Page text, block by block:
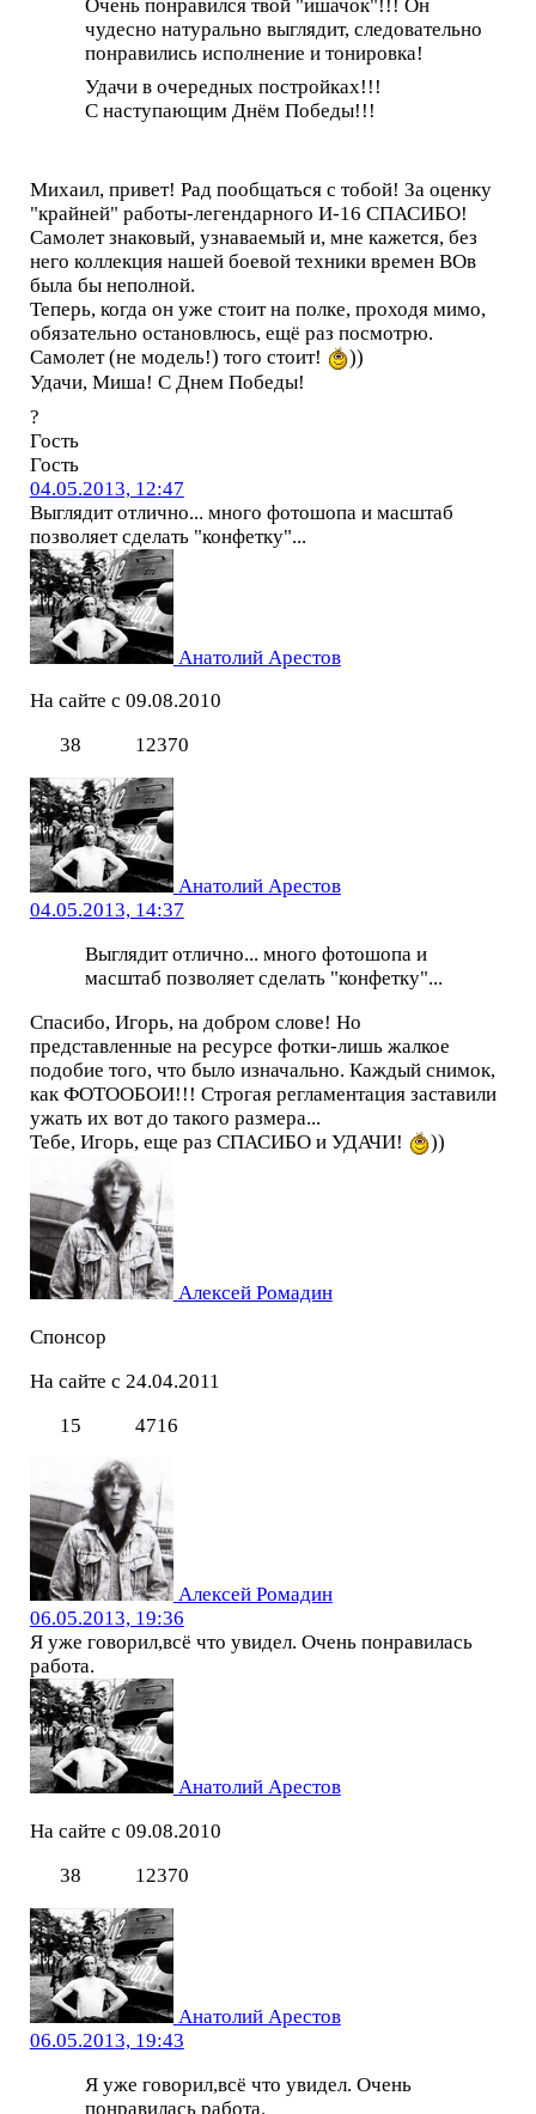
Очень понравился твой "ишачок"!!! Он
чудесно натурально выглядит, следовательно
понравились исполнение и тонировка!
Удачи в очередных постройках!!!
С наступающим Днём Победы!!!
Михаил, привет! Рад пообщаться с тобой! За оценку
"крайней" работы-легендарного И-16 СПАСИБО!
Самолет знаковый, узнаваемый и, мне кажется, без
него коллекция нашей боевой техники времен ВОв
была бы неполной.
Теперь, когда он уже стоит на полке, проходя мимо,
обязательно остановлюсь, ещё раз посмотрю.
Самолет (не модель!) того стоит!
))
Удачи, Миша! С Днем Победы!
?
Гость
Гость
04.05.2013, 12:47
Выглядит отлично... много фотошопа и масштаб
позволяет сделать "конфетку"...
Анатолий Арестов
На сайте с 09.08.2010
38
12370
Анатолий Арестов
04.05.2013, 14:37
Выглядит отлично... много фотошопа и
масштаб позволяет сделать "конфетку"...
Спасибо, Игорь, на добром слове! Но
представленные на ресурсе фотки-лишь жалкое
подобие того, что было изначально. Каждый снимок,
как ФОТООБОИ!!! Строгая регламентация заставили
ужать их вот до такого размера...
Тебе, Игорь, еще раз СПАСИБО и УДАЧИ!
))
Алексей Ромадин
Спонсор
На сайте с 24.04.2011
15
4716
Алексей Ромадин
06.05.2013, 19:36
Я уже говорил,всё что увидел. Очень понравилась
работа.
Анатолий Арестов
На сайте с 09.08.2010
38
12370
Анатолий Арестов
06.05.2013, 19:43
Я уже говорил,всё что увидел. Очень
понравилась работа.